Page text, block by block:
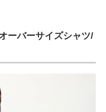
ーバーサイズシャツ/